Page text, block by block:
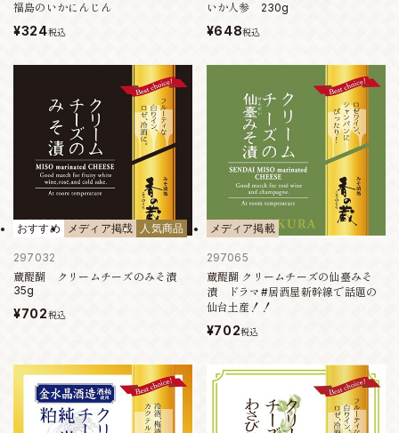
福島のいかにんじん
¥324税込
いか人参 230g
¥648税込
おすすめ メディア掲載 人気商品
297032
蔵醍醐 クリームチーズのみそ漬
35g
¥702税込
メディア掲載
297065
蔵醍醐 クリームチーズの仙臺みそ
漬 ドラマ#居酒屋新幹線で話題の
仙台土産！！
¥702税込